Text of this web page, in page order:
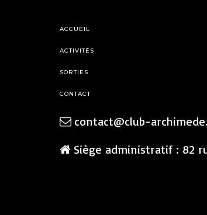
ACCUEIL
ACTIVITÉS
SORTIES
CONTACT
contact@club-
Siège administratif : 82